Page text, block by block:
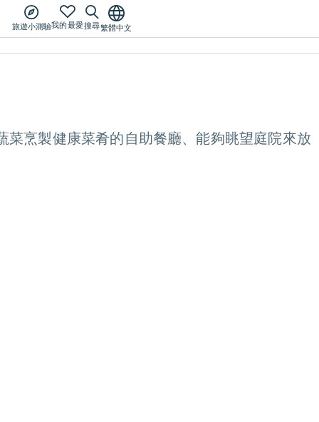
旅遊小測驗我的最愛搜尋繁體中文
烹製健康菜肴的自助餐廳、能夠眺望庭院來放